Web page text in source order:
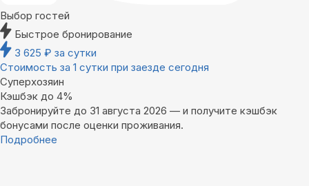
Выбор гостей
Быстрое бронирование
3 625 ₽ за сутки
Стоимость за 1 сутки при заезде сегодня
Суперхозяин
Кэшбэк до 4%
Забронируйте до 31 августа 2026 — и получите кэшбэк
бонусами после оценки проживания.
Подробнее